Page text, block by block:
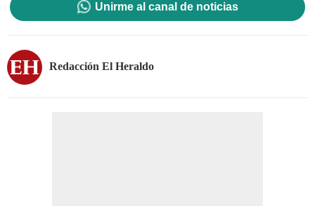
Unirme al canal de noticias
Redacción El Heraldo